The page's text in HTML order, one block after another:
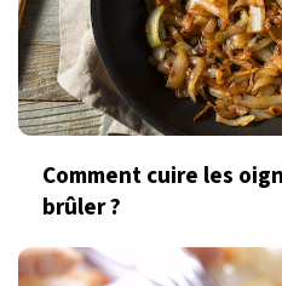
Comment cuire les
brûler ?